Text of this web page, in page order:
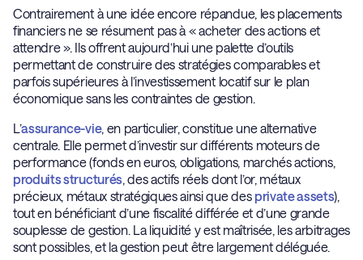
Contrairement à une idée encore répandue, les placements
financiers ne se résument pas à « acheter des actions et
attendre ». Ils offrent aujourd’hui une palette d’outils
permettant de construire des stratégies comparables et
parfois supérieures à l’investissement locatif sur le plan
économique sans les contraintes de gestion.
L’assurance-vie, en particulier, constitue une alternative
centrale. Elle permet d’investir sur différents moteurs de
performance (fonds en euros, obligations, marchés actions,
produits structurés, des actifs réels dont l’or, métaux
précieux, métaux stratégiques ainsi que des private assets),
tout en bénéficiant d’une fiscalité différée et d’une grande
souplesse de gestion. La liquidité y est maîtrisée, les arbitrages
sont possibles, et la gestion peut être largement déléguée.